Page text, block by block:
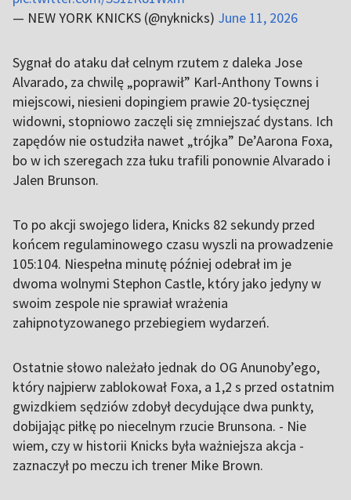
— NEW YORK KNICKS (@nyknicks) June 11, 2026
Sygnał do ataku dał celnym rzutem z daleka Jose
Alvarado, za chwilę „poprawił” Karl-Anthony Towns i
miejscowi, niesieni dopingiem prawie 20-tysięcznej
widowni, stopniowo zaczęli się zmniejszać dystans. Ich
zapędów nie ostudziła nawet „trójka” De’Aarona Foxa,
bo w ich szeregach zza łuku trafili ponownie Alvarado i
Jalen Brunson.
To po akcji swojego lidera, Knicks 82 sekundy przed
końcem regulaminowego czasu wyszli na prowadzenie
105:104. Niespełna minutę później odebrał im je
dwoma wolnymi Stephon Castle, który jako jedyny w
swoim zespole nie sprawiał wrażenia
zahipnotyzowanego przebiegiem wydarzeń.
Ostatnie słowo należało jednak do OG Anunoby’ego,
który najpierw zablokował Foxa, a 1,2 s przed ostatnim
gwizdkiem sędziów zdobył decydujące dwa punkty,
dobijając piłkę po niecelnym rzucie Brunsona. - Nie
wiem, czy w historii Knicks była ważniejsza akcja -
zaznaczył po meczu ich trener Mike Brown.